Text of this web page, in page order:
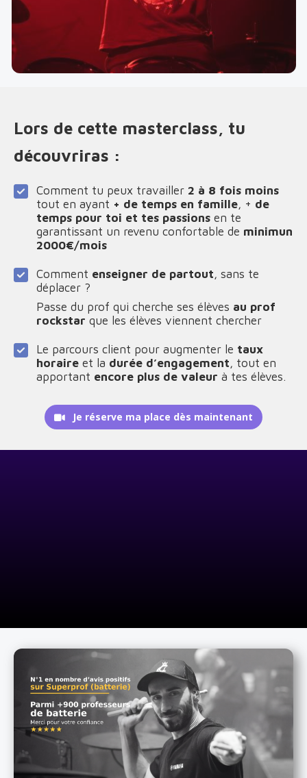
Lors de cette masterclass, tu
découvriras :
Comment tu peux travailler 2 à 8 fois moins
tout en ayant + de temps en famille, + de
temps pour toi et tes passions en te
garantissant un revenu confortable de minimun
2000€/mois
Comment enseigner de partout, sans te
déplacer ?
Passe du prof qui cherche ses élèves au prof
rockstar que les élèves viennent chercher
Le parcours client pour augmenter le taux
horaire et la durée d’engagement, tout en
apportant encore plus de valeur à tes élèves.
Je réserve ma place dès maintenant